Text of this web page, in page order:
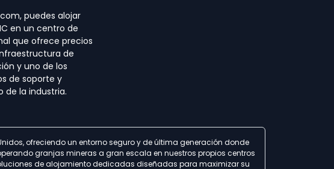
puedes alojar
en un centro de
que ofrece precios
de
y uno de los
de soporte y
la industria.
ofreciendo un entorno seguro y de última generación donde
granjas mineras a gran escala en nuestros propios centros
de alojamiento dedicadas diseñadas para maximizar su